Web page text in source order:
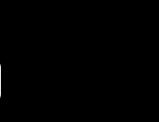
Video